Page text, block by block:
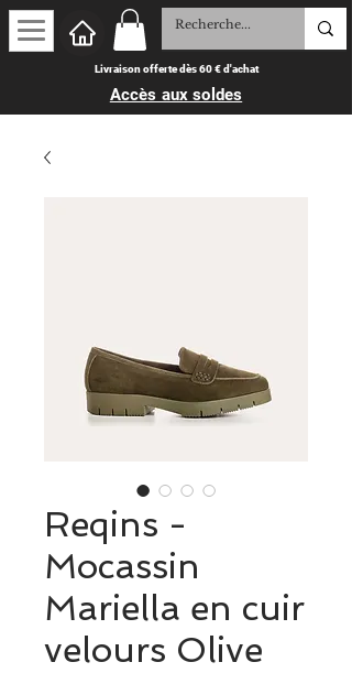
Livraison offerte dès 60 € d'achat
Accès aux soldes
Reqins -
Mocassin
Mariella en cuir
velours Olive